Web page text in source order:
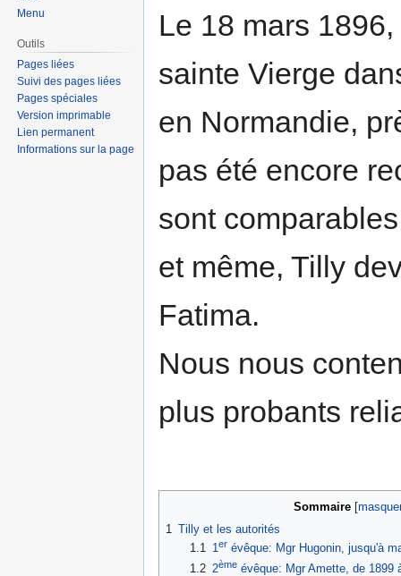
Le 18 mars
sainte Vierge
en Normandie,
pas été encore
sont
et même, Tilly
Fatima.
Nous nous
plus probants
Sommaire
1 Tilly et les autorités
1.1 1er évêque: Mgr Hugonin, jusqu'à
1.2 2èmeévêque: Mgr Amette, de 1899
Menu
Outils
Pages liées
Suivi des pages liées
Pages spéciales
Version imprimable
Lien permanent
Informations sur la page